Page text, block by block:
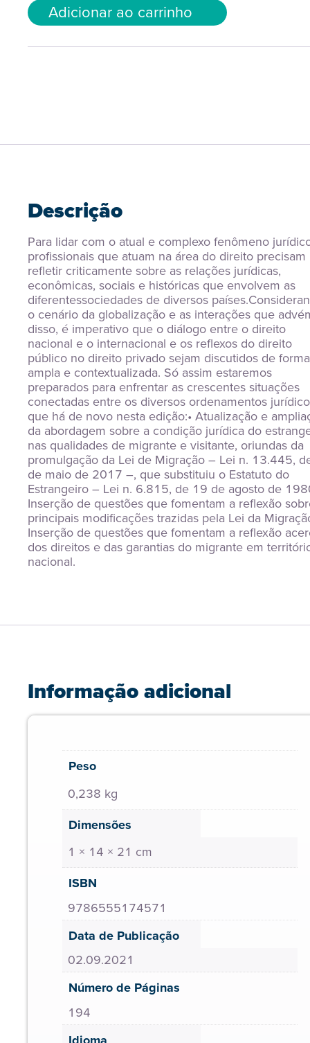
Adicionar ao carrinho
Descrição
Para lidar com o atual e complexo fenômeno
profissionais que atuam na área do direito precisam
refletir criticamente sobre as relações jurídicas,
econômicas, sociais e históricas que envolvem as
diferentessociedades de diversos
o cenário da globalização e as interações que
disso, é imperativo que o diálogo entre o direito
nacional e o internacional e os reflexos do direito
público no direito privado sejam discutidos de forma
ampla e contextualizada. Só assim estaremos
preparados para enfrentar as crescentes situações
conectadas entre os diversos ordenamentos
que há de novo nesta edição:• Atualização e
da abordagem sobre a condição jurídica do
nas qualidades de migrante e visitante, oriundas da
promulgação da Lei de Migração – Lei n. 13.445,
de maio de 2017 –, que substituiu o Estatuto do
Estrangeiro – Lei n. 6.815, de 19 de agosto de
Inserção de questões que fomentam a reflexão
principais modificações trazidas pela Lei da
Inserção de questões que fomentam a reflexão
dos direitos e das garantias do migrante em
nacional.
Informação adicional
Peso
0,238 kg
Dimensões
1 × 14 × 21 cm
ISBN
9786555174571
Data de Publicação
02.09.2021
Número de Páginas
194